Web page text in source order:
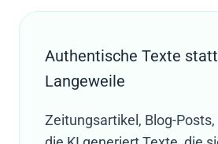
Authentische Texte
Langeweile
Zeitungsartikel, Blog-